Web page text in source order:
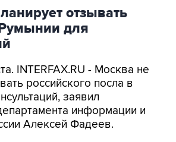
отзывать
для
INTERFAX.RU - Москва не
российского посла в
заявил
информации и
Алексей Фадеев.